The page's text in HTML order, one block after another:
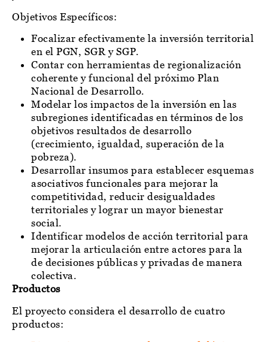
Objetivos Específicos:
Focalizar efectivamente la inversión territorial
en el PGN, SGR y SGP.
Contar con herramientas de regionalización
coherente y funcional del próximo Plan
Nacional de Desarrollo.
Modelar los impactos de la inversión en las
subregiones identificadas en términos de los
objetivos resultados de desarrollo
(crecimiento, igualdad, superación de la
pobreza).
Desarrollar insumos para establecer esquemas
asociativos funcionales para mejorar la
competitividad, reducir desigualdades
territoriales y lograr un mayor bienestar
social.
Identificar modelos de acción territorial para
mejorar la articulación entre actores para la
de decisiones públicas y privadas de manera
colectiva.
Productos
El proyecto considera el desarrollo de cuatro
productos: